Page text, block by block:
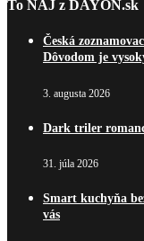
To NAJ z DAYON.sk
Česká
Dôvodom je
3. augusta 2026
Dark triler
31. júla 2026
Smart kuchyňa
vás